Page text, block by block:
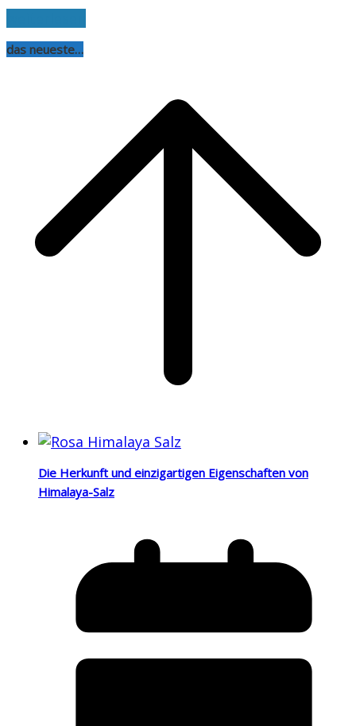
das neueste…
Die Herkunft und einzigartigen Eigenschaften von
Himalaya-Salz